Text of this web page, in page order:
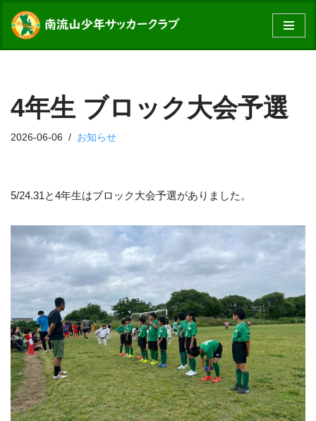
コ
ツ
ス
プ
4年生 ブロック大会予選
2026-06-06 お知らせ
5/24.31と4年生はブロック大会予選がありました。